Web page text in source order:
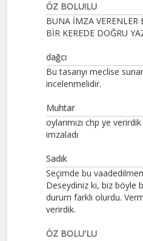
ÖZ BOLU!LU
BUNA İMZA VERENLER
BİR KEREDE DOĞRU
dağcı
Bu tasarıyı meclise
incelenmelidir.
Muhtar
oylarımızı chp ye
imzaladı
Sadık
Seçimde bu
Deseydiniz ki, biz böyle
durum farklı olurdu.
verirdik.
ÖZ BOLU'LU